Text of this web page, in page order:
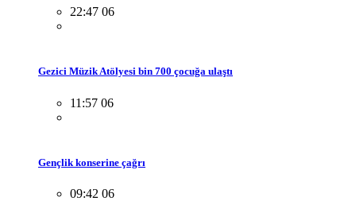
22:47 06
Gezici Müzik Atölyesi bin 700 çocuğa ulaştı
11:57 06
Gençlik konserine çağrı
09:42 06